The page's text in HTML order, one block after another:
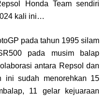
Honda Team sendiri
kali ini…
pada tahun 1995 silam
pada musim balap
antara Repsol dan
ini sudah menorehkan 15
11 gelar kejuaraan